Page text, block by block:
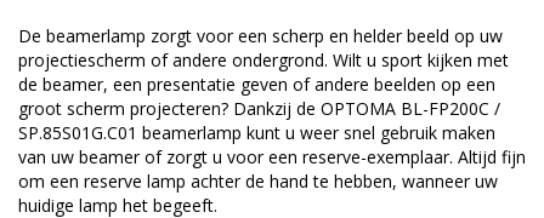
De beamerlamp zorgt voor een scherp en helder beeld op uw
projectiescherm of andere ondergrond. Wilt u sport kijken met
de beamer, een presentatie geven of andere beelden op een
groot scherm projecteren? Dankzij de OPTOMA BL-FP200C /
SP.85S01G.C01 beamerlamp kunt u weer snel gebruik maken
van uw beamer of zorgt u voor een reserve-exemplaar. Altijd fijn
om een reserve lamp achter de hand te hebben, wanneer uw
huidige lamp het begeeft.